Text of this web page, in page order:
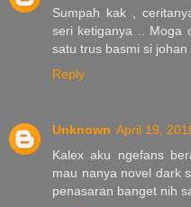
Sumpah kak ,
seri ketiganya .. Moga
satu trus basmi si
Reply
Unknown April 19,
Kalex aku ngefans
mau nanya novel dark
penasaran banget nih